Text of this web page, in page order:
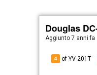
Douglas
Aggiunto7 anni fa
4 of YV-201T